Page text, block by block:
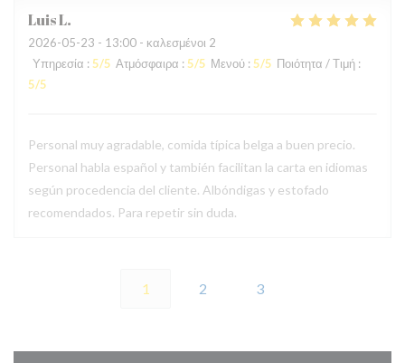
LuisL
2026-05-23 - 13:00 - καλεσμένοι 2
Υπηρεσία : 5/5 Ατμόσφαιρα : 5/5 Μενού : 5/5 Ποιότητα / Τιμή :
5/5
Personal muy agradable, comida típica belga a buen precio.
Personal habla español y también facilitan la carta en idiomas
según procedencia del cliente. Albóndigas y estofado
recomendados. Para repetir sin duda.
1 2 3